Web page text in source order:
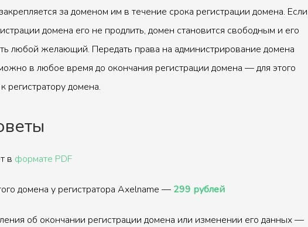
за доменом им в течение срока регистрации домена. Если
домена его не продлить, домен становится свободным и его
любой желающий. Передать права на администрирование домена
в любое время до окончания регистрации домена — для этого
регистратору домена.
в формате PDF
домена у регистратора Axelname — 299 рублей
об окончании регистрации домена или изменении его данных —